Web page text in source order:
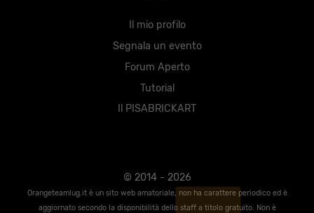
Il mio profilo
Segnala un evento
Forum Aperto
Tutorial
Il PISABRICKART
© 2014 - 2026
Orangeteamlug.it è un sito web amatoriale, non ha carattere periodico ed è
aggiornato secondo la disponibilità dello staff a titolo gratuito. Non è